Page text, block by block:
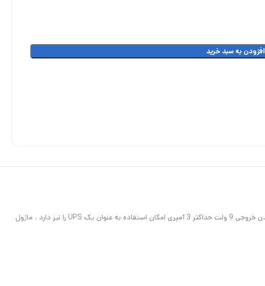
افزودن به سبد خرید
ماژول LX-2BUPS در واقع یک شارژر و UPS می باشد که مناسب استفاده باتری‌های لیتیومی سایز 18650 سر تخت می باشد این ماژول با دارا بودن خروجی 9 ولت حداکثر 3 آمپری امکان استفاده به عنوان یک UPS را نیز دارد . ماژول